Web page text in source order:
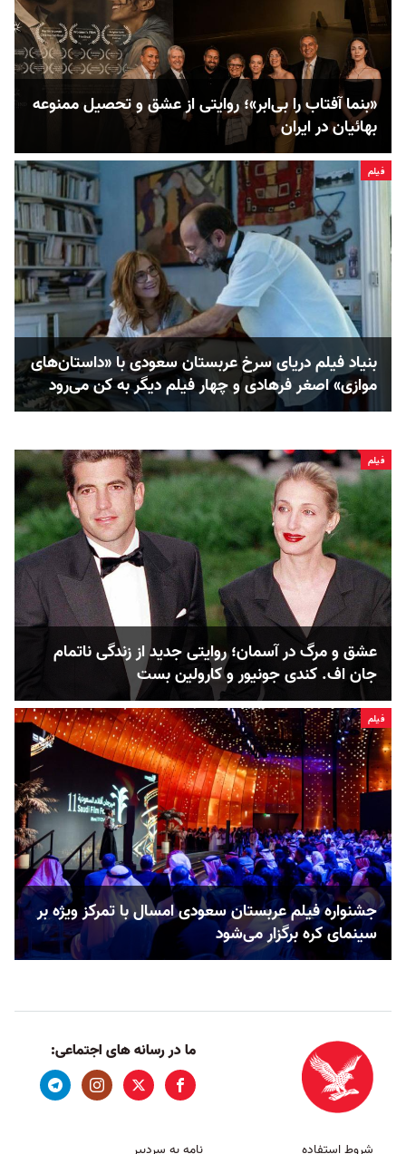
«بنما آفتاب را بی‌ابر»؛ روایتی از عشق و تحصیل ممنوعه
بهائیان در ایران
فیلم
بنیاد فیلم دریای سرخ عربستان سعودی با «داستان‌های
موازی» اصغر فرهادی و چهار فیلم دیگر به کن می‌رود
فیلم
عشق و مرگ در آسمان؛ روایتی جدید از زندگی ناتمام
جان اف. کندی جونیور و کارولین بست
فیلم
جشنواره فیلم عربستان سعودی امسال با تمرکز ویژه بر
سینمای کره برگزار می‌شود
ما در رسانه های اجتماعی:
شروط استفاده نامه به سردبیر